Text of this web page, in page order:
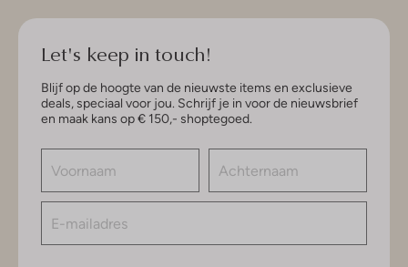
Let's keep in touch!
Blijf op de hoogte van de nieuwste items en exclusieve
deals, speciaal voor jou. Schrijf je in voor de nieuwsbrief
en maak kans op € 150,- shoptegoed.